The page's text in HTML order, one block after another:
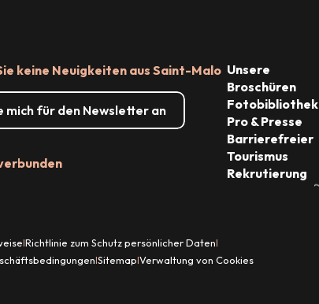
keine Neuigkeiten aus Saint-Malo
mich für den Newsletter an
Unsere
Broschüren
Fotobibliothek
Pro & Presse
Barrierefreier
Tourismus
Rekrutierung
|Richtlinie zum Schutz persönlicher Daten|
|Sitemap|Verwaltung von Cookies